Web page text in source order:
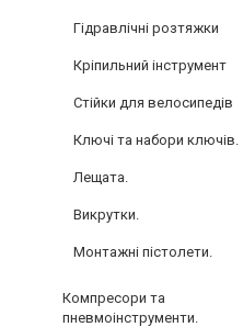
Гідравлічні розтяжки
Кріпильний інструмент
Стійки для велосипедів
Ключі та набори ключів.
Лещата.
Викрутки.
Монтажні пістолети.
Компресори та
пневмоінструменти.